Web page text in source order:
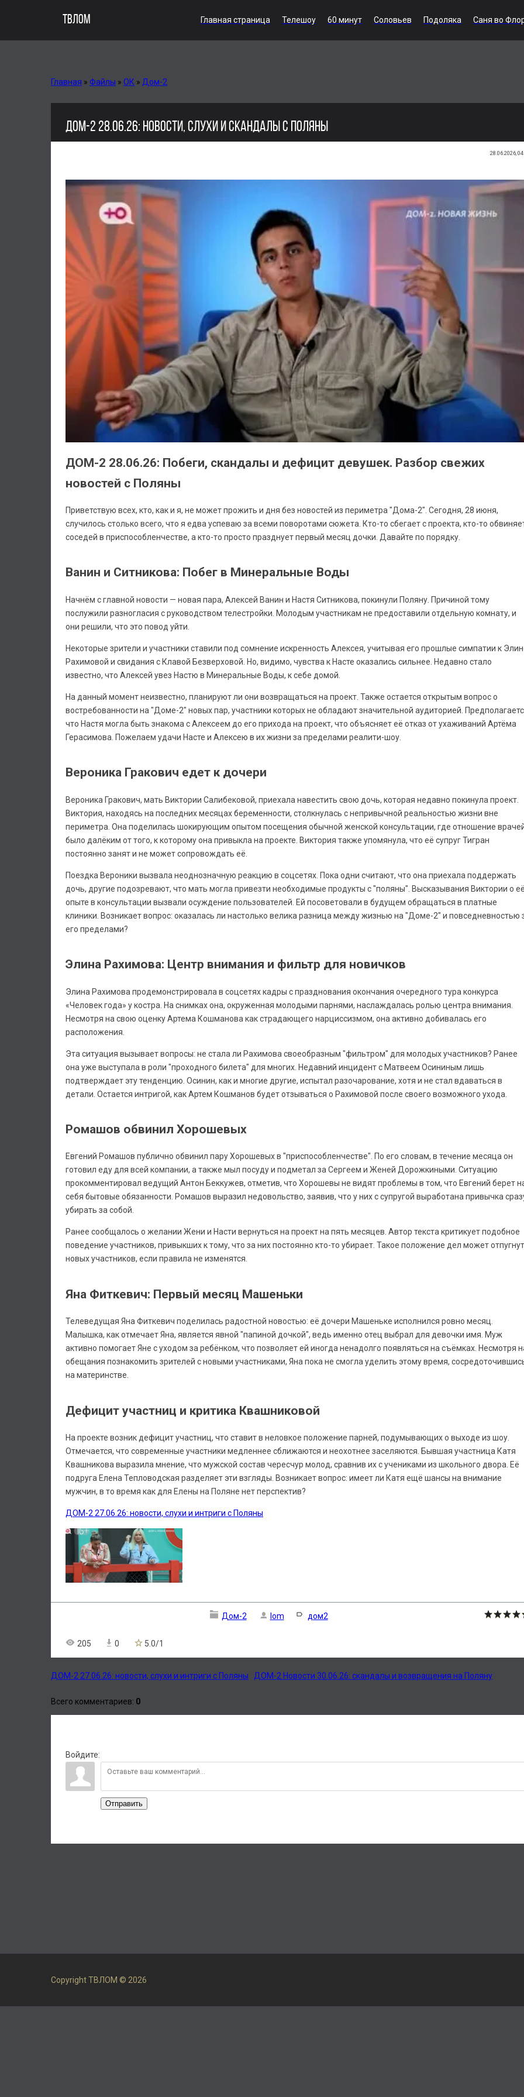
ТВЛОМ Главная страница Телешоу 60 минут Соловьев Подоляка Саня во
Главная » Файлы » ОК » Дом-2
ДОМ-2 28.06.26: НОВОСТИ, СЛУХИ И СКАНДАЛЫ С ПОЛЯНЫ
28.06.2026,
ДОМ-2 28.06.26: Побеги, скандалы и дефицит девушек. Разбор свежих
новостей с Поляны
Приветствую всех, кто, как и я, не может прожить и дня без новостей из периметра "Дома-2". Сегодня, 28 июня,
случилось столько всего, что я едва успеваю за всеми поворотами сюжета. Кто-то сбегает с проекта, кто-то
соседей в приспособленчестве, а кто-то просто празднует первый месяц дочки. Давайте по порядку.
Ванин и Ситникова: Побег в Минеральные Воды
Начнём с главной новости — новая пара, Алексей Ванин и Настя Ситникова, покинули Поляну. Причиной тому
послужили разногласия с руководством телестройки. Молодым участникам не предоставили отдельную комнату, и
они решили, что это повод уйти.
Некоторые зрители и участники ставили под сомнение искренность Алексея, учитывая его прошлые симпатии к
Рахимовой и свидания с Клавой Безверховой. Но, видимо, чувства к Насте оказались сильнее. Недавно стало
известно, что Алексей увез Настю в Минеральные Воды, к себе домой.
На данный момент неизвестно, планируют ли они возвращаться на проект. Также остается открытым вопрос о
востребованности на "Доме-2" новых пар, участники которых не обладают значительной аудиторией.
что Настя могла быть знакома с Алексеем до его прихода на проект, что объясняет её отказ от ухаживаний Артёма
Герасимова. Пожелаем удачи Насте и Алексею в их жизни за пределами реалити-шоу.
Вероника Гракович едет к дочери
Вероника Гракович, мать Виктории Салибековой, приехала навестить свою дочь, которая недавно покинула проект.
Виктория, находясь на последних месяцах беременности, столкнулась с непривычной реальностью жизни вне
периметра. Она поделилась шокирующим опытом посещения обычной женской консультации, где отношение
было далёким от того, к которому она привыкла на проекте. Виктория также упомянула, что её супруг Тигран
постоянно занят и не может сопровождать её.
Поездка Вероники вызвала неоднозначную реакцию в соцсетях. Пока одни считают, что она приехала поддержать
дочь, другие подозревают, что мать могла привезти необходимые продукты с "поляны". Высказывания Виктории о
опыте в консультации вызвали осуждение пользователей. Ей посоветовали в будущем обращаться в платные
клиники. Возникает вопрос: оказалась ли настолько велика разница между жизнью на "Доме-2" и повседневностью
его пределами?
Элина Рахимова: Центр внимания и фильтр для новичков
Элина Рахимова продемонстрировала в соцсетях кадры с празднования окончания очередного тура конкурса
«Человек года» у костра. На снимках она, окруженная молодыми парнями, наслаждалась ролью центра внимания.
Несмотря на свою оценку Артема Кошманова как страдающего нарциссизмом, она активно добивалась его
расположения.
Эта ситуация вызывает вопросы: не стала ли Рахимова своеобразным "фильтром" для молодых участников? Ранее
она уже выступала в роли "проходного билета" для многих. Недавний инцидент с Матвеем Осининым лишь
подтверждает эту тенденцию. Осинин, как и многие другие, испытал разочарование, хотя и не стал вдаваться в
детали. Остается интригой, как Артем Кошманов будет отзываться о Рахимовой после своего возможного ухода.
Ромашов обвинил Хорошевых
Евгений Ромашов публично обвинил пару Хорошевых в "приспособленчестве". По его словам, в течение месяца он
готовил еду для всей компании, а также мыл посуду и подметал за Сергеем и Женей Дорожкиными. Ситуацию
прокомментировал ведущий Антон Беккужев, отметив, что Хорошевы не видят проблемы в том, что Евгений берет
себя бытовые обязанности. Ромашов выразил недовольство, заявив, что у них с супругой выработана привычка
убирать за собой.
Ранее сообщалось о желании Жени и Насти вернуться на проект на пять месяцев. Автор текста критикует подобное
поведение участников, привыкших к тому, что за них постоянно кто-то убирает. Такое положение дел может
новых участников, если правила не изменятся.
Яна Фиткевич: Первый месяц Машеньки
Телеведущая Яна Фиткевич поделилась радостной новостью: её дочери Машеньке исполнился ровно месяц.
Малышка, как отмечает Яна, является явной "папиной дочкой", ведь именно отец выбрал для девочки имя. Муж
активно помогает Яне с уходом за ребёнком, что позволяет ей иногда ненадолго появляться на съёмках. Несмотря
обещания познакомить зрителей с новыми участниками, Яна пока не смогла уделить этому время,
на материнстве.
Дефицит участниц и критика Квашниковой
На проекте возник дефицит участниц, что ставит в неловкое положение парней, подумывающих о выходе из шоу.
Отмечается, что современные участники медленнее сближаются и неохотнее заселяются. Бывшая участница Катя
Квашникова выразила мнение, что мужской состав чересчур молод, сравнив их с учениками из школьного двора. Её
подруга Елена Тепловодская разделяет эти взгляды. Возникает вопрос: имеет ли Катя ещё шансы на внимание
мужчин, в то время как для Елены на Поляне нет перспектив?
ДОМ-2 27.06.26: новости, слухи и интриги с Поляны
Дом-2 lom дом2
205 0 5.0/1
ДОМ-2 27.06.26: новости, слухи и интриги с Поляны ДОМ-2 Новости 30.06.26: скандалы и возвращения на Поляну
Всего комментариев: 0
Войдите:
Отправить
Copyright ТВЛОМ © 2026